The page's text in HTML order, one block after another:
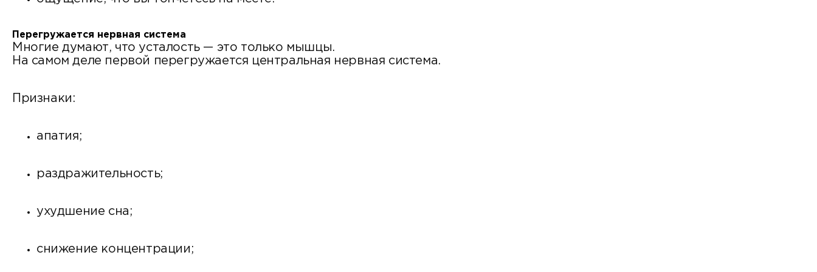
Перегружается нервная система
Многие думают, что усталость — это только мышцы.
На самом деле первой перегружается центральная нервная система.
Признаки:
апатия;
раздражительность;
ухудшение сна;
снижение концентрации;